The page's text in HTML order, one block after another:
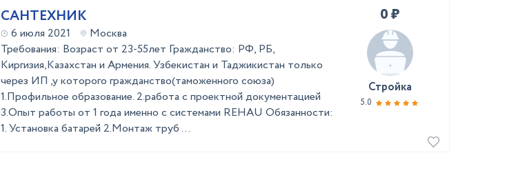
САНТЕХНИК
6 июля 2021
Москва
Требования: Возраст от 23-55лет Гражданство: РФ, РБ,
Киргизия,Казахстан и Армения. Узбекистан и Таджикистан только
через ИП ,у которого гражданство(таможенного союза)
1.Профильное образование. 2.работа с проектной документацией
3.Опыт работы от 1 года именно с системами REHAU Обязанности:
1. Установка батарей 2.Монтаж труб ...
0 ₽
Стройка
5.0